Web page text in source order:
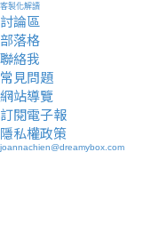
客製化解讀
討論區
部落格
聯絡我
常見問題
網站導覽
訂閱電子報
隱私權政策
joannachien@dreamybox.com